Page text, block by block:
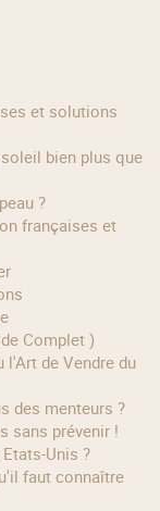
?
Complet )
des menteurs ?
sans prévenir !
Unis ?